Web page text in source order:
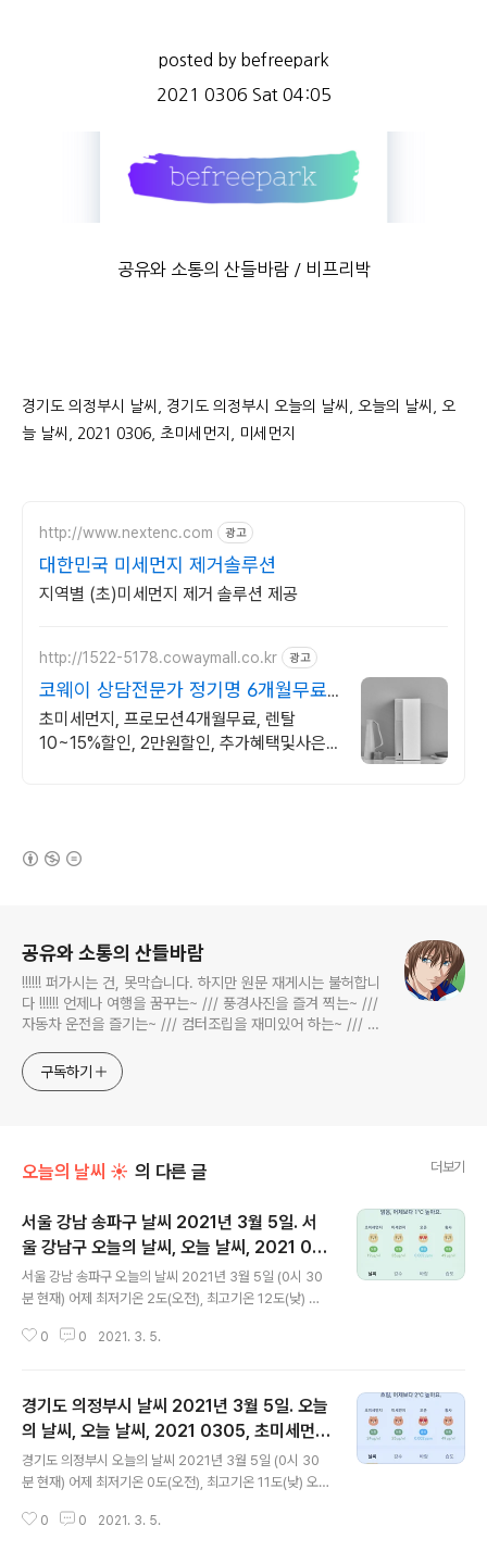
posted by befreepark
2021 0306 Sat 04:05
공유와 소통의 산들바람 / 비프리박
경기도 의정부시 날씨, 경기도 의정부시 오늘의 날씨, 오늘의 날씨, 오
늘 날씨, 2021 0306, 초미세먼지, 미세먼지
http://www.nextenc.com 광고
대한민국 미세먼지 제거솔루션
지역별 (초)미세먼지 제거 솔루션 제공
http://1522-5178.cowaymall.co.kr 광고
코웨이 상담전문가 정기명 6개월무료,
추가많은혜택
초미세먼지, 프로모션4개월무료, 렌탈
10~15%할인, 2만원할인, 추가혜택및사은
공유와 소통의 산들바람
!!!!!! 퍼가시는 건, 못막습니다. 하지만 원문 재게시는 불허합니
다 !!!!!! 언제나 여행을 꿈꾸는~ /// 풍경사진을 즐겨 찍는~ ///
자동차 운전을 즐기는~ /// 컴터조립을 재미있어 하는~ /// 고
식하는 미드가 있는~ /// 사회적 이슈에 발언하는~ 不老巨
구독하기
오늘의 날씨 ☀ 의 다른 글 더보기
서울 강남 송파구 날씨 2021년 3월 5일. 서
울 강남구 오늘의 날씨, 오늘 날씨, 2021 03
05, 초미세먼지, 미세먼지
서울 강남 송파구 오늘의 날씨 2021년 3월 5일 (0시 30
분 현재) 어제 최저기온 2도(오전), 최고기온 12도(낮) 오
낮은 최저기온, 어제보다 3도 높은 최고기온입니다 아침에
니다 종일 맑겠습니다 대기상황 공기질은 어제 초미세먼지
보통 = 20 ㎍/m³ 미세먼지는 보통 = 40 ㎍/m³ 오늘 초
미세먼지 보통 = 19 ㎍/m³ 미세먼지는 보통 = 35 ㎍/m
³ 대기상태는 어제와 비슷합니다 전체적으로 상태가 양호
한 편은 아닙니다 초미세먼지 19 마이크로그램이고, 미세
먼지 35 마이크로그램입니다 posted by befreepa..
0 0 2021. 3. 5.
경기도 의정부시 날씨 2021년 3월 5일. 오늘
의 날씨, 오늘 날씨, 2021 0305, 초미세먼
지, 미세먼지
경기도 의정부시 오늘의 날씨 2021년 3월 5일 (0시 30
분 현재) 어제 최저기온 0도(오전), 최고기온 11도(낮) 오늘
기온, 어제보다 3도 높은 최고기온입니다 아침에 최저기온
0 0 2021. 3. 5.